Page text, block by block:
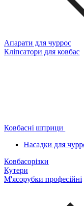
Апарати для чуррос
Кліпсатори для ковбас
Ковбасні шприци
Насадки для
Ковбасорізки
Кутери
М'ясорубки професійні